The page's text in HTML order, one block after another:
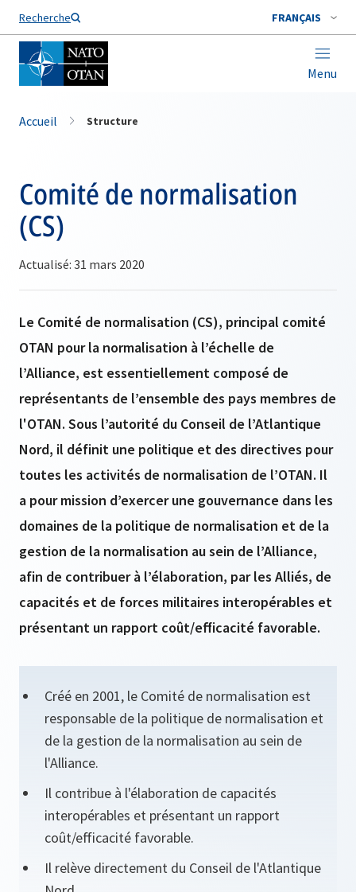
Recherche FRANÇAIS
Menu
Nom de famille*
Accueil Structure
Comité de normalisation
(CS)
Actualisé: 31 mars 2020
Le Comité de normalisation (CS), principal comité
OTAN pour la normalisation à l’échelle de
l’Alliance, est essentiellement composé de
représentants de l’ensemble des pays membres de
l'OTAN. Sous l’autorité du Conseil de l’Atlantique
Nord, il définit une politique et des directives pour
toutes les activités de normalisation de l’OTAN. Il
a pour mission d’exercer une gouvernance dans les
domaines de la politique de normalisation et de la
gestion de la normalisation au sein de l’Alliance,
afin de contribuer à l’élaboration, par les Alliés, de
capacités et de forces militaires interopérables et
présentant un rapport coût/efficacité favorable.
Créé en 2001, le Comité de normalisation est
responsable de la politique de normalisation et
de la gestion de la normalisation au sein de
l'Alliance.
Il contribue à l'élaboration de capacités
interopérables et présentant un rapport
coût/efficacité favorable.
Il relève directement du Conseil de l'Atlantique